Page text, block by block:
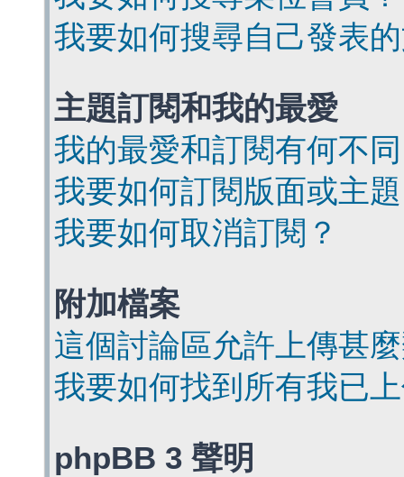
我要如何搜尋自己發表
主題訂閱和我的最愛
我的最愛和訂閱有何不
我要如何訂閱版面或主
我要如何取消訂閱？
附加檔案
這個討論區允許上傳甚
我要如何找到所有我已
phpBB 3 聲明